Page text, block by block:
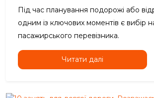
Під час планування подорожі або
одним із ключових моментів є вибір
пасажирського перевізника.
Читати далі